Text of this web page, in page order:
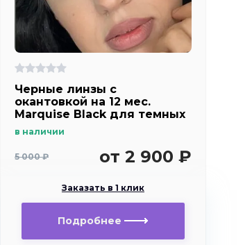
Черные линзы c
окантовкой на 12 мес.
Marquise Black для темных
в наличии
5 000 ₽ от 2 900 ₽
Заказать в 1 клик
Подробнее